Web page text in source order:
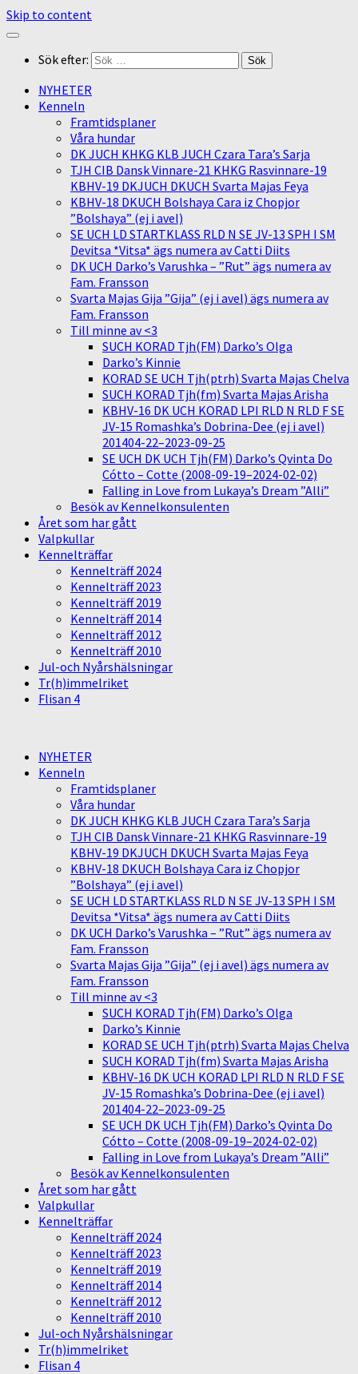
Skip to content
Sök efter:
NYHETER
Kenneln
Framtidsplaner
Våra hundar
DK JUCH KHKG KLB JUCH Czara Tara’s Sarja
TJH CIB Dansk Vinnare-21 KHKG Rasvinnare-19
KBHV-19 DKJUCH DKUCH Svarta Majas Feya
KBHV-18 DKUCH Bolshaya Cara iz Chopjor
”Bolshaya” (ej i avel)
SE UCH LD STARTKLASS RLD N SE JV-13 SPH I SM
Devitsa *Vitsa* ägs numera av Catti Diits
DK UCH Darko’s Varushka – ”Rut” ägs numera av
Fam. Fransson
Svarta Majas Gija ”Gija” (ej i avel) ägs numera av
Fam. Fransson
Till minne av <3
SUCH KORAD Tjh(FM) Darko’s Olga
Darko’s Kinnie
KORAD SE UCH Tjh(ptrh) Svarta Majas Chelva
SUCH KORAD Tjh(fm) Svarta Majas Arisha
KBHV-16 DK UCH KORAD LPI RLD N RLD F SE
JV-15 Romashka’s Dobrina-Dee (ej i avel)
201404-22–2023-09-25
SE UCH DK UCH Tjh(FM) Darko’s Qvinta Do
Cótto – Cotte (2008-09-19–2024-02-02)
Falling in Love from Lukaya’s Dream ”Alli”
Besök av Kennelkonsulenten
Året som har gått
Valpkullar
Kennelträffar
Kennelträff 2024
Kennelträff 2023
Kennelträff 2019
Kennelträff 2014
Kennelträff 2012
Kennelträff 2010
Jul-och Nyårshälsningar
Tr(h)immelriket
Flisan 4
NYHETER
Kenneln
Framtidsplaner
Våra hundar
DK JUCH KHKG KLB JUCH Czara Tara’s Sarja
TJH CIB Dansk Vinnare-21 KHKG Rasvinnare-19
KBHV-19 DKJUCH DKUCH Svarta Majas Feya
KBHV-18 DKUCH Bolshaya Cara iz Chopjor
”Bolshaya” (ej i avel)
SE UCH LD STARTKLASS RLD N SE JV-13 SPH I SM
Devitsa *Vitsa* ägs numera av Catti Diits
DK UCH Darko’s Varushka – ”Rut” ägs numera av
Fam. Fransson
Svarta Majas Gija ”Gija” (ej i avel) ägs numera av
Fam. Fransson
Till minne av <3
SUCH KORAD Tjh(FM) Darko’s Olga
Darko’s Kinnie
KORAD SE UCH Tjh(ptrh) Svarta Majas Chelva
SUCH KORAD Tjh(fm) Svarta Majas Arisha
KBHV-16 DK UCH KORAD LPI RLD N RLD F SE
JV-15 Romashka’s Dobrina-Dee (ej i avel)
201404-22–2023-09-25
SE UCH DK UCH Tjh(FM) Darko’s Qvinta Do
Cótto – Cotte (2008-09-19–2024-02-02)
Falling in Love from Lukaya’s Dream ”Alli”
Besök av Kennelkonsulenten
Året som har gått
Valpkullar
Kennelträffar
Kennelträff 2024
Kennelträff 2023
Kennelträff 2019
Kennelträff 2014
Kennelträff 2012
Kennelträff 2010
Jul-och Nyårshälsningar
Tr(h)immelriket
Flisan 4